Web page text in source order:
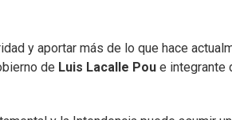
y aportar más de lo que hace
de Luis Lacalle Pou e integrante